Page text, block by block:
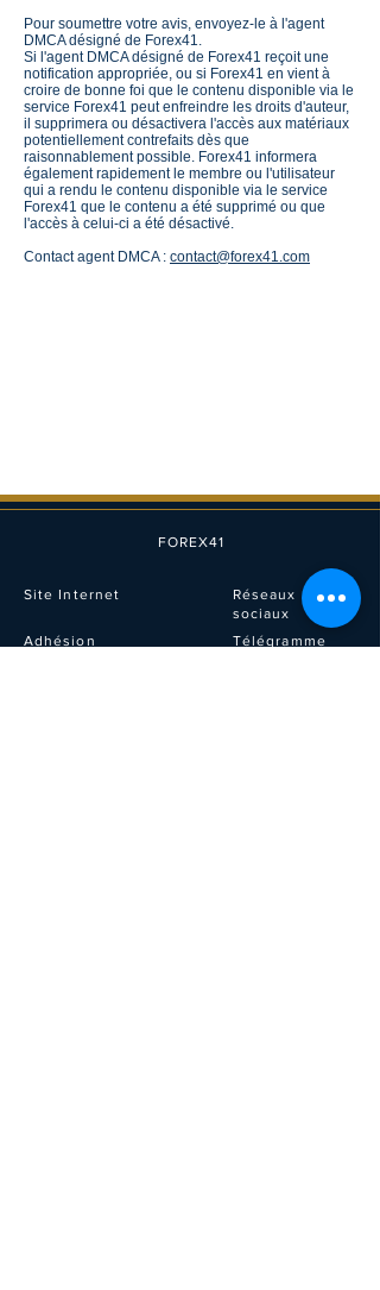
Pour soumettre votre avis, envoyez-le à l'agent
DMCA désigné de Forex41.
Si l'agent DMCA désigné de Forex41 reçoit une
notification appropriée, ou si Forex41 en vient à
croire de bonne foi que le contenu disponible via le
service Forex41 peut enfreindre les droits d'auteur,
il supprimera ou désactivera l'accès aux matériaux
potentiellement contrefaits dès que
raisonnablement possible. Forex41 informera
également rapidement le membre ou l'utilisateur
qui a rendu le contenu disponible via le service
Forex41 que le contenu a été supprimé ou que
l'accès à celui-ci a été désactivé.
Contact agent DMCA : contact@forex41.com
FOREX41
Site Internet
Adhésion
Réseaux
sociaux
Télégramme